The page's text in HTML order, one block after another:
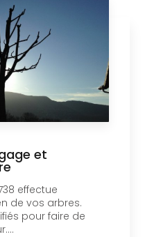
et
effectue
de vos arbres.
pour faire de